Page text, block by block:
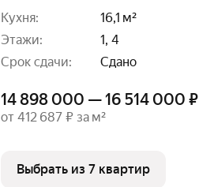
Кухня:
16,1 м²
Этажи:
1, 4
Срок сдачи:
Сдано
14 898 000 — 16 514 000 ₽
от 412 687 ₽ за м²
Выбрать из 7 квартир